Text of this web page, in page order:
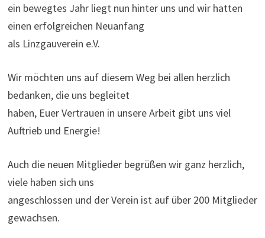
ein bewegtes Jahr liegt nun hinter uns und wir hatten
einen erfolgreichen Neuanfang
als Linzgauverein e.V.
Wir möchten uns auf diesem Weg bei allen herzlich
bedanken, die uns begleitet
haben, Euer Vertrauen in unsere Arbeit gibt uns viel
Auftrieb und Energie!
Auch die neuen Mitglieder begrüßen wir ganz herzlich,
viele haben sich uns
angeschlossen und der Verein ist auf über 200 Mitglieder
gewachsen.